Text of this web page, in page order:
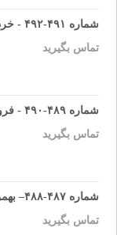
شماره ۴۹۱-۴۹۲ - خرداد و تیر ۱۴۰۳
تماس بگیرید
شماره ۴۸۹-۴۹۰ - فروردین ۱۴۰۳
تماس بگیرید
شماره ۴۸۷-۴۸۸– بهمن ۱۴۰۲
تماس بگیرید